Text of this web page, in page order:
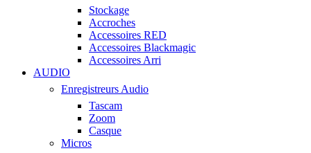
Stockage
Accroches
Accessoires RED
Accessoires Blackmagic
Accessoires Arri
AUDIO
Enregistreurs Audio
Tascam
Zoom
Casque
Micros